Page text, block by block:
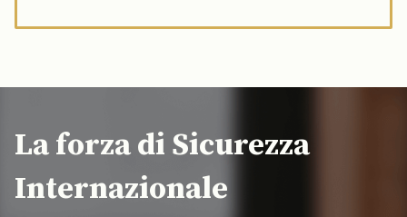
La forza di Sicurezza
Internazionale